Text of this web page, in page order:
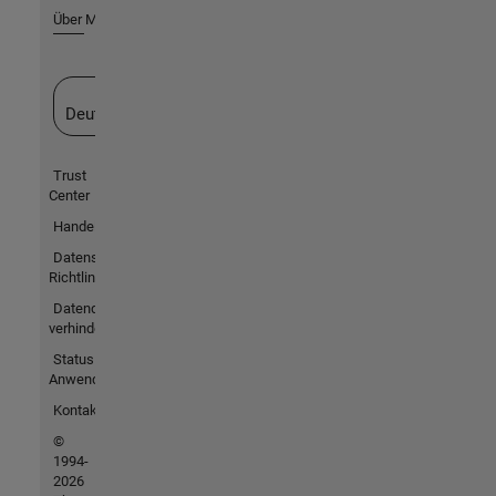
Über MathWorks
Deutschland
Trust
Center
Handelsmarken
Datenschutz-
Richtlinien
Datendiebstahl
verhindern
Status von
Anwendungen
Kontakt
©
1994-
2026